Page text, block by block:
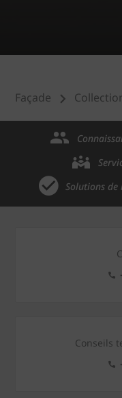
Façade
Solutions
Conseils